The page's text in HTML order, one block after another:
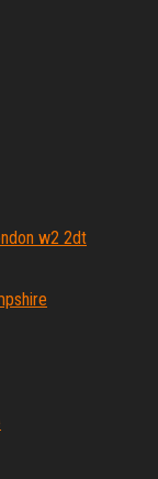
w2 2dt